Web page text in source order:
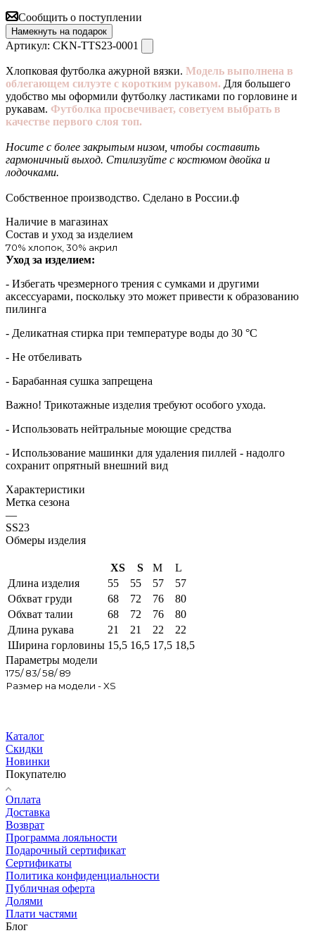
Сообщить о поступлении
Намекнуть на подарок
Артикул: CKN-TTS23-0001
Хлопковая футболка ажурной вязки. Модель выполнена в
облегающем силуэте с коротким рукавом. Для большего
удобство мы оформили футболку ластиками по горловине и
рукавам. Футболка просвечивает, советуем выбрать в
качестве первого слоя топ.
Носите с более закрытым низом, чтобы составить
гармоничный выход. Стилизуйте с костюмом двойка и
лодочками.
Собственное производство. Сделано в России.ф
Наличие в магазинах
Состав и уход за изделием
70% хлопок, 30% акрил
Уход за изделием:
- Избегать чрезмерного трения с сумками и другими
аксессуарами, поскольку это может привести к образованию
пилинга
- Деликатная стирка при температуре воды до 30 °C
- Не отбеливать
- Барабанная сушка запрещена
Важно! Трикотажные изделия требуют особого ухода.
- Использовать нейтральные моющие средства
- Использование машинки для удаления пиллей - надолго
сохранит опрятный внешний вид
Характеристики
Метка сезона
—
SS23
Обмеры изделия
XS S M
L
Длина изделия
55 55 57
57
Обхват груди
68 72 76
80
Обхват талии
68 72 76
80
Длина рукава
21 21 22
22
Ширина горловины 15,5 16,5 17,5 18,5
Параметры модели
175/ 83/ 58/ 89
Размер на модели - XS
Каталог
Скидки
Новинки
Покупателю
Оплата
Доставка
Возврат
Программа лояльности
Подарочный сертификат
Сертификаты
Политика конфиденциальности
Публичная оферта
Долями
Плати частями
Блог